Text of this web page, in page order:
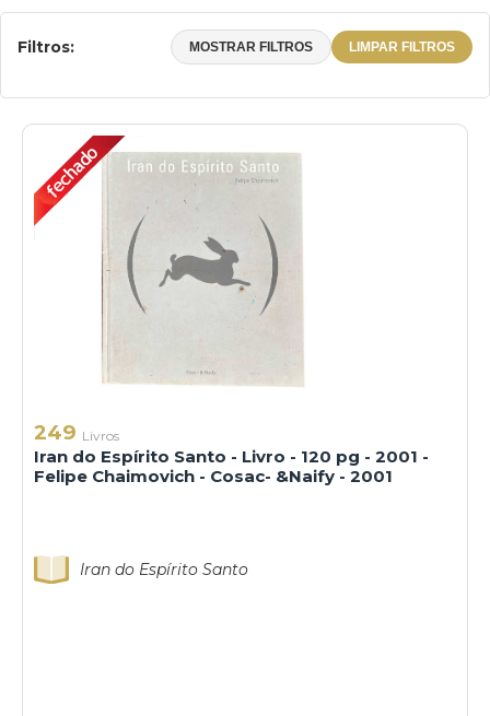
Filtros: MOSTRAR FILTROS LIMPAR FILTROS
249 Livros
Iran do Espírito Santo - Livro - 120 pg - 2001 -
Felipe Chaimovich - Cosac- &Naify - 2001
Iran do Espírito Santo